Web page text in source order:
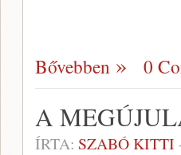
Bővebben 0
A
ÍRTA: SZABÓ KITTI